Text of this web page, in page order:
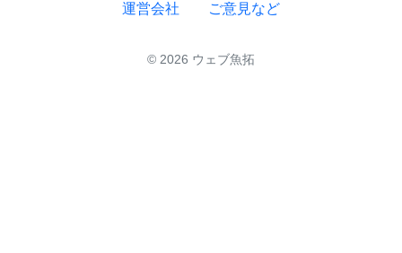
運営会社 ご意見など
© 2026 ウェブ魚拓